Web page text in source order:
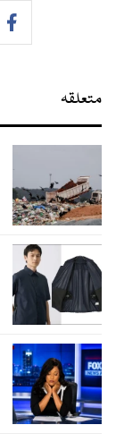
متعلقہ